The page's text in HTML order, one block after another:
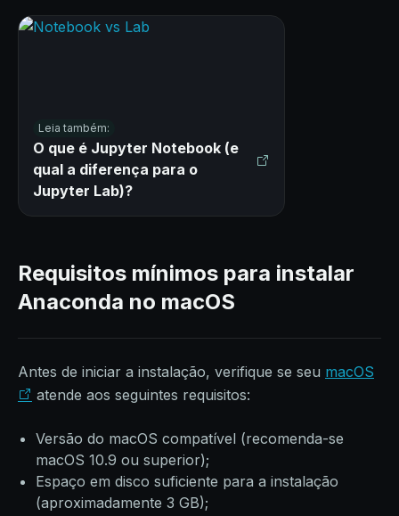
Leia também:
O que é Jupyter Notebook (e
qual a diferença para o
Jupyter Lab)?
Requisitos mínimos para instalar
Anaconda no macOS
Antes de iniciar a instalação, verifique se seu macOS
atende aos seguintes requisitos:
Versão do macOS compatível (recomenda-se
macOS 10.9 ou superior);
Espaço em disco suficiente para a instalação
(aproximadamente 3 GB);